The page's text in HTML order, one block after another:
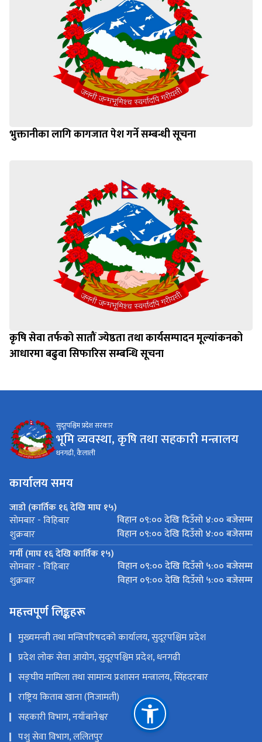
भुक्तानीका लागि कागजात पेश गर्ने सम्बन्धी सूचना
कृषि सेवा तर्फको सातौं ज्येष्ठता तथा कार्यसम्पादन मूल्यांकनको
आधारमा बढुवा सिफारिस सम्बन्धि सूचना
सुदूरपश्चिम प्रदेश सरकार
भूमि व्यवस्था, कृषि तथा सहकारी मन्त्रालय
धनगढी, कैलाली
कार्यालय समय
जाडो (कार्तिक १६ देखि माघ १५)
साेमबार - विहिबार
विहान ०९:०० देखि दिउँसो ४:०० बजेसम्म
शुक्रबार
विहान ०९:०० देखि दिउँसो ४:०० बजेसम्म
गर्मी (माघ १६ देखि कार्तिक १५)
साेमबार - विहिबार
विहान ०९:०० देखि दिउँसो ५:०० बजेसम्म
शुक्रबार
विहान ०९:०० देखि दिउँसो ५:०० बजेसम्म
महत्त्वपूर्ण लिङ्कहरू
मुख्यमन्त्री तथा मन्त्रिपरिषदको कार्यालय, सुदूरपश्चिम प्रदेश
प्रदेश लोक सेवा आयोग, सुदूरपश्चिम प्रदेश, धनगढी
सङ्‍घीय मामिला तथा सामान्य प्रशासन मन्त्रालय, सिंहदरबार
राष्ट्रिय किताब खाना (निजामती)
सहकारी विभाग, नयाँबानेश्वर
पशु सेवा विभाग, ललितपुर